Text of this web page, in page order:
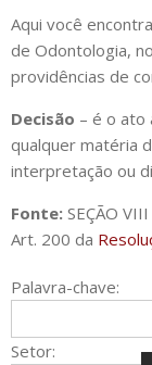
Aqui você
de Odontologia,
providências de
Decisão – é o ato
qualquer matéria
interpretação ou
Fonte: SEÇÃO
Art. 200 da
Palavra-chave:
Setor: